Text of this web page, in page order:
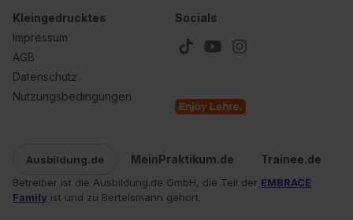
Kleingedrucktes
Impressum
AGB
Datenschutz
Nutzungsbedingungen
Socials
Ausbildung.de MeinPraktikum.de Trainee.de
Betreiber ist die Ausbildung.de GmbH, die Teil der EMBRACE
Family ist und zu Bertelsmann gehört.